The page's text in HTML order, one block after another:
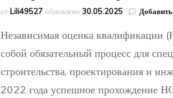
от Lili49527 обновлено 30.05.2025
Независимая оценка квалификации
собой обязательный процесс для
строительства, проектирования и
2022 года успешное прохождение